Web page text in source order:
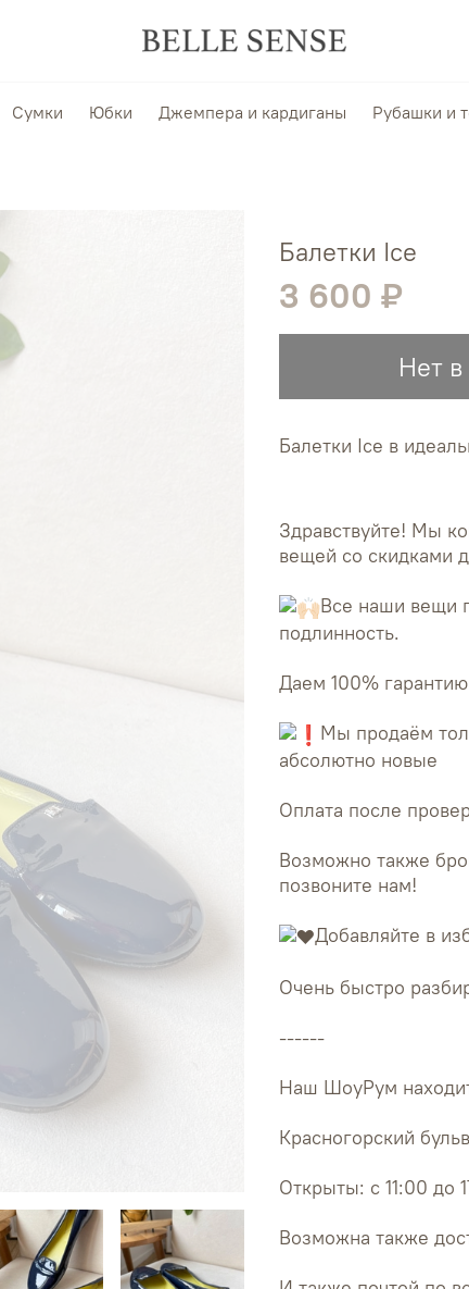
Сумки Юбки Джемпера и кардиганы Рубашки и
Балетки Ice
3 600 ₽
Нет
Балетки Ice в
Здравствуйте! Мы
вещей со скидками
Все наши вещи
подлинность.
Даем 100%
Мы продаём
абсолютно новые
Оплата после
Возможно также
позвоните нам!
Добавляйте в
Очень быстро
------
Наш ШоуРум
Красногорский
Открыты: с 11:00 до
Возможна также